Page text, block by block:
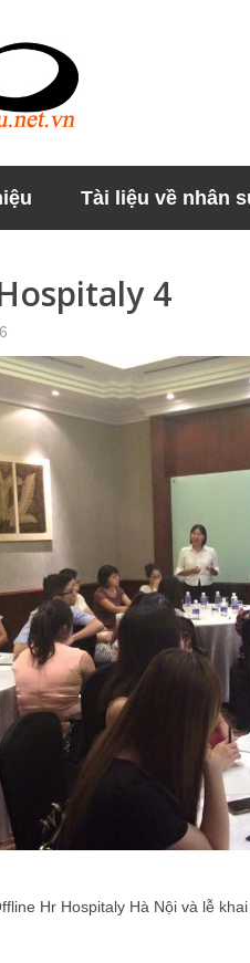
Tài liệu về nhân
4
Hr Hospitaly Hà Nội và lễ